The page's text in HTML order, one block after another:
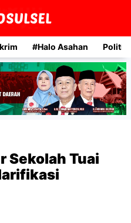
#Halo Asahan Politik
Sekolah Tuai